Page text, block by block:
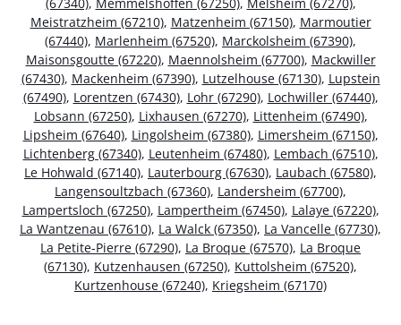
Meistratzheim (67210), Matzenheim (67150), Marmoutier
(67440), Marlenheim (67520), Marckolsheim (67390),
Maisonsgoutte (67220), Maennolsheim (67700), Mackwiller
(67430), Mackenheim (67390), Lutzelhouse (67130), Lupstein
(67490), Lorentzen (67430), Lohr (67290), Lochwiller (67440),
Lobsann (67250), Lixhausen (67270), Littenheim (67490),
Lipsheim (67640), Lingolsheim (67380), Limersheim (67150),
Lichtenberg (67340), Leutenheim (67480), Lembach (67510),
Le Hohwald (67140), Lauterbourg (67630), Laubach (67580),
Langensoultzbach (67360), Landersheim (67700),
Lampertsloch (67250), Lampertheim (67450), Lalaye (67220),
La Wantzenau (67610), La Walck (67350), La Vancelle (67730),
La Petite-Pierre (67290), La Broque (67570), La Broque
(67130), Kutzenhausen (67250), Kuttolsheim (67520),
Kurtzenhouse (67240), Kriegsheim (67170)